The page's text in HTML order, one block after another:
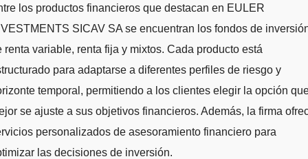
los productos financieros que destacan en EULER
SICAV SA se encuentran los fondos de
renta variable, renta fija y mixtos. Cada producto está
para adaptarse a diferentes perfiles de riesgo y
temporal, permitiendo a los clientes elegir la opción
se ajuste a sus objetivos financieros. Además, la firma
personalizados de asesoramiento financiero para
las decisiones de inversión.